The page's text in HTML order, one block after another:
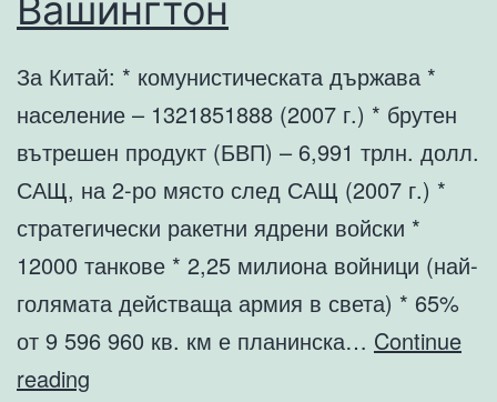
Вашингтон
За Китай: * комунистическата държава *
население – 1321851888 (2007 г.) * брутен
вътрешен продукт (БВП) – 6,991 трлн. долл.
САЩ, на 2-ро място след САЩ (2007 г.) *
стратегически ракетни ядрени войски *
12000 танкове * 2,25 милиона войници (най-
голямата действаща армия в света) * 65%
от 9 596 960 кв. км е планинска… Continue
reading